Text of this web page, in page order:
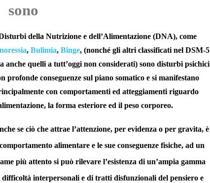
sono
della Nutrizione e dell’Alimentazione (DNA), come
, Bulimia, Binge, (nonché gli altri classificati nel DSM-5
anche quelli a tutt’oggi non considerati) sono disturbi psichici
profonde conseguenze sul piano somatico e si manifestano
con comportamenti ed atteggiamenti riguardo
la forma esteriore ed il peso corporeo.
se ciò che attrae l’attenzione, per evidenza o per gravita, è
alimentare e le sue conseguenze fisiche, ad un
più attento si può rilevare l’esistenza di un’ampia gamma
difficoltà interpersonali e di tratti disfunzionali del pensiero e